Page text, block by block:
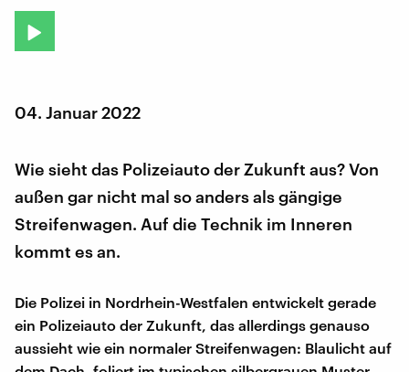
04. Januar 2022
Wie sieht das Polizeiauto der Zukunft aus? Von
außen gar nicht mal so anders als gängige
Streifenwagen. Auf die Technik im Inneren
kommt es an.
Die Polizei in Nordrhein-Westfalen entwickelt gerade
ein Polizeiauto der Zukunft, das allerdings genauso
aussieht wie ein normaler Streifenwagen: Blaulicht auf